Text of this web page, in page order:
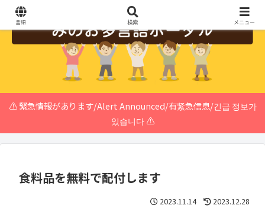
⚠️ 緊急情報があります/Alert Announced/有紧急信息/긴급 정보가
있습니다 ⚠️
食料品を無料で配付します
2023.11.14 2023.12.28
言語 検索 メニュー